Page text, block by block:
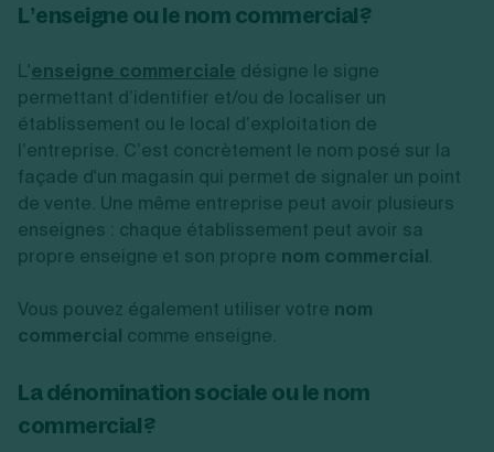
L’enseigne ou le nom commercial ?
L'enseigne commerciale désigne le signe
permettant d’identifier et/ou de localiser un
établissement ou le local d’exploitation de
l’entreprise. C’est concrètement le nom posé sur la
façade d'un magasin qui permet de signaler un point
de vente. Une même entreprise peut avoir plusieurs
enseignes : chaque établissement peut avoir sa
propre enseigne et son propre nom commercial.
Vous pouvez également utiliser votre nom
commercial comme enseigne.
La dénomination sociale ou le nom
commercial ?